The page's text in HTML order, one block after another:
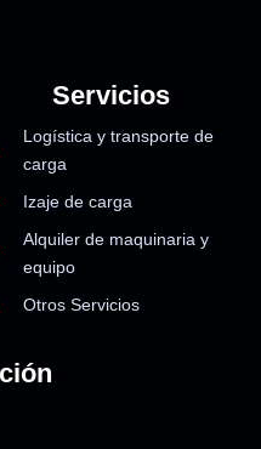
Servicios
Logística y transporte de
carga
Izaje de carga
Alquiler de maquinaria y
equipo
Otros Servicios